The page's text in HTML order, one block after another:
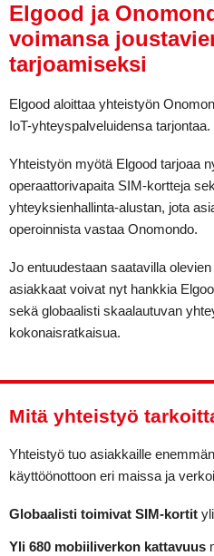
Elgood ja
voimansa
tarjoamiseksi
Elgood aloittaa yhteistyön
IoT-yhteyspalveluidensa tarjontaa.
Yhteistyön myötä Elgood tarjoaa
operaattorivapaita SIM-kortteja
yhteyksienhallinta-alustan, jota
operoinnista vastaa Onomondo.
Jo entuudestaan saatavilla
asiakkaat voivat nyt hankkia
sekä globaalisti skaalautuvan
kokonaisratkaisua.
Mitä yhteistyö
Yhteistyö tuo asiakkaille
käyttöönottoon eri maissa ja
Globaalisti toimivat SIM-kortit
Yli 680 mobiiliverkon kattavuus